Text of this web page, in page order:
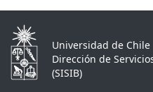
Universidad de Chile
Dirección de
(SISIB)